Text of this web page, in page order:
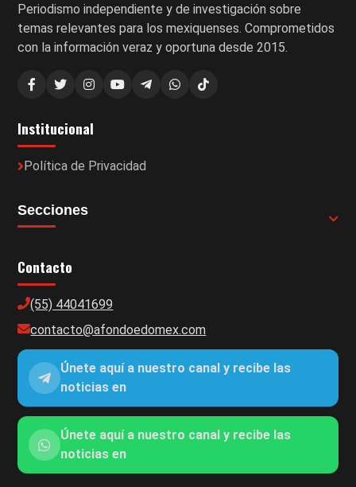
Periodismo independiente y de investigación sobre
temas relevantes para los mexiquenses. Comprometidos
con la información veraz y oportuna desde 2015.
Institucional
Política de Privacidad
Secciones
Contacto
(55) 44041699
contacto@afondoedomex.com
Únete aquí a nuestro canal y recibe las
noticias en
Únete aquí a nuestro canal y recibe las
noticias en